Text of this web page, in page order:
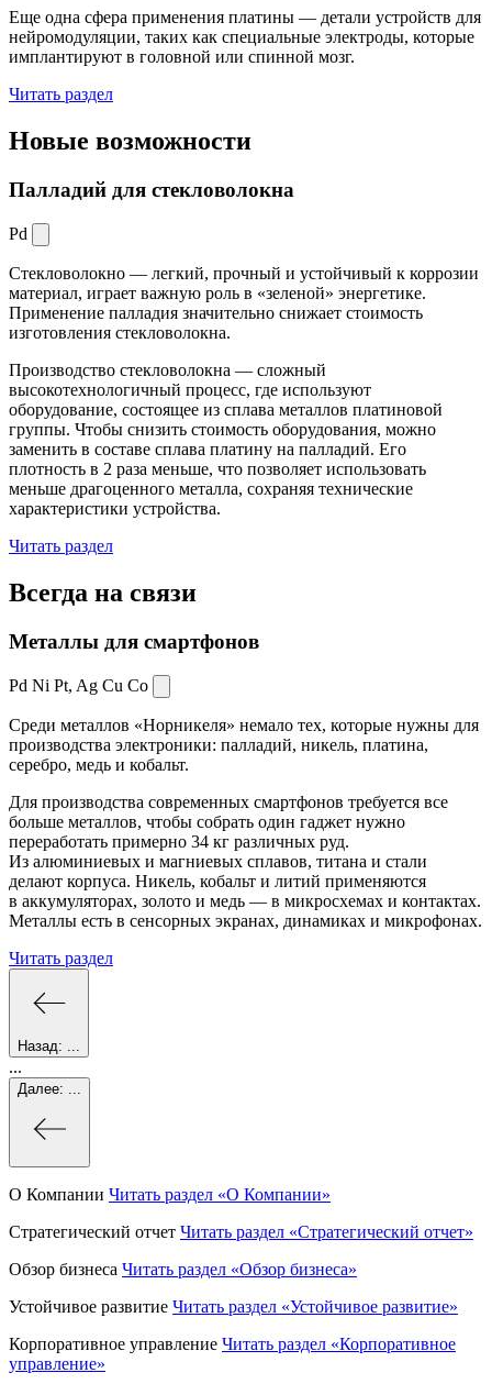
Еще одна сфера применения платины — детали устройств для
нейромодуляции, таких как специальные электроды, которые
имплантируют в головной или спинной мозг.
Читать раздел
Новые возможности
Палладий для стекловолокна
Pd
Стекловолокно — легкий, прочный и устойчивый к коррозии
материал, играет важную роль в «зеленой» энергетике.
Применение палладия значительно снижает стоимость
изготовления стекловолокна.
Производство стекловолокна — сложный
высокотехнологичный процесс, где используют
оборудование, состоящее из сплава металлов платиновой
группы. Чтобы снизить стоимость оборудования, можно
заменить в составе сплава платину на палладий. Его
плотность в 2 раза меньше, что позволяет использовать
меньше драгоценного металла, сохраняя технические
характеристики устройства.
Читать раздел
Всегда на связи
Металлы для смартфонов
Pd Ni Pt, Ag Cu Co
Среди металлов «Норникеля» немало тех, которые нужны для
производства электроники: палладий, никель, платина,
серебро, медь и кобальт.
Для производства современных смартфонов требуется все
больше металлов, чтобы собрать один гаджет нужно
переработать примерно 34 кг различных руд.
Из алюминиевых и магниевых сплавов, титана и стали
делают корпуса. Никель, кобальт и литий применяются
в аккумуляторах, золото и медь — в микросхемах и контактах.
Металлы есть в сенсорных экранах, динамиках и микрофонах.
Читать раздел
Назад:
...
Далее:
О Компании Читать раздел «О Компании»
Стратегический отчет Читать раздел «Стратегический отчет»
Обзор бизнеса Читать раздел «Обзор бизнеса»
Устойчивое развитие Читать раздел «Устойчивое развитие»
Корпоративное управление Читать раздел «Корпоративное
управление»